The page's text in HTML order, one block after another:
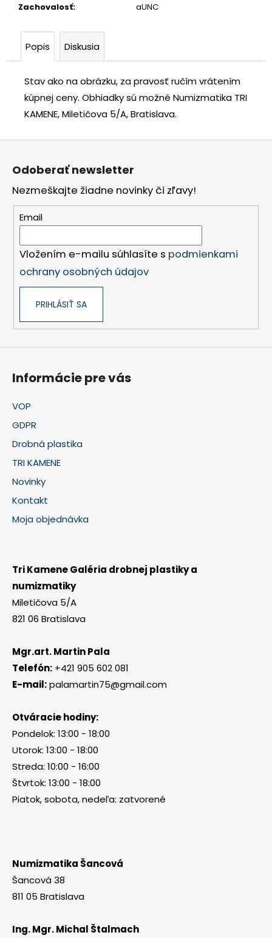
Zachovalosť: aUNC
Popis Diskusia
Stav ako na obrázku, za pravosť ručím vrátením
kúpnej ceny. Obhiadky sú možné Numizmatika TRI
KAMENE, Miletičova 5/A, Bratislava.
Z
Odoberať newsletter
Nezmeškajte žiadne novinky či zľavy!
Email
Vložením e-mailu súhlasíte s podmienkami
ochrany osobných údajov
PRIHLÁSIŤ SA
Informácie pre vás
VOP
GDPR
Drobná plastika
TRI KAMENE
Novinky
Kontakt
Moja objednávka
Tri Kamene Galéria drobnej plastiky a
numizmatiky
Miletičova 5/A
821 06 Bratislava
Mgr.art. Martin Pala
Telefón: +421 905 602 081
E-mail:palamartin75@gmail.com
Otváracie hodiny:
Pondelok: 13:00 - 18:00
Utorok: 13:00 - 18:00
Streda: 10:00 - 16:00
Štvrtok: 13:00 - 18:00
Piatok, sobota, nedeľa: zatvorené
Numizmatika Šancová
Šancová 38
811 05 Bratislava
Ing. Mgr. Michal Štalmach